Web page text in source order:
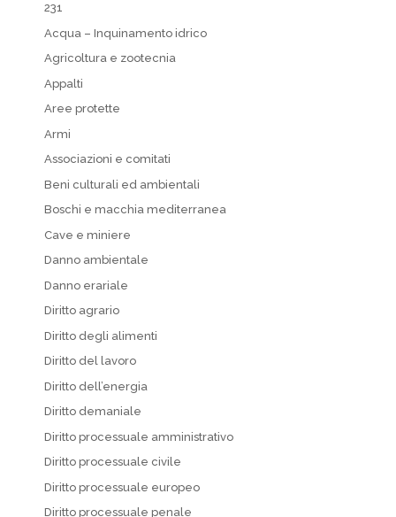
231
Acqua – Inquinamento idrico
Agricoltura e zootecnia
Appalti
Aree protette
Armi
Associazioni e comitati
Beni culturali ed ambientali
Boschi e macchia mediterranea
Cave e miniere
Danno ambientale
Danno erariale
Diritto agrario
Diritto degli alimenti
Diritto del lavoro
Diritto dell’energia
Diritto demaniale
Diritto processuale amministrativo
Diritto processuale civile
Diritto processuale europeo
Diritto processuale penale